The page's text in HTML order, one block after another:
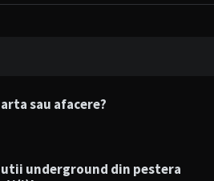
sau afacere?
underground din pestera